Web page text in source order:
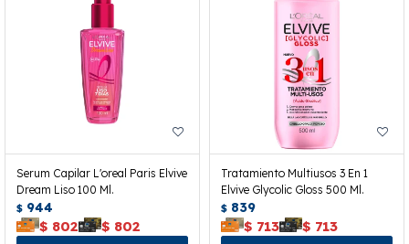
Serum Capilar L'oreal Paris Elvive
Dream Liso 100 Ml.
$ 944
$ 802 $ 802
Tratamiento Multiusos 3 En 1
Elvive Glycolic Gloss 500 Ml.
$ 839
$ 713 $ 713